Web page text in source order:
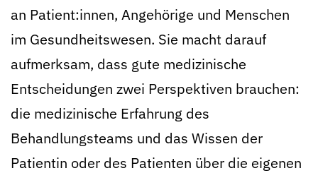
an Patient:innen, Angehörige und Menschen
im Gesundheitswesen. Sie macht darauf
aufmerksam, dass gute medizinische
Entscheidungen zwei Perspektiven brauchen:
die medizinische Erfahrung des
Behandlungsteams und das Wissen der
Patientin oder des Patienten über die eigenen